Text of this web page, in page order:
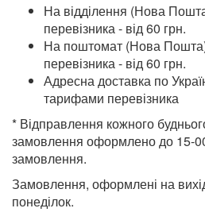
На відділення (Нова
перевізника - від 60 грн.
На поштомат (Нова
перевізника - від 60 грн.
Адресна доставка по
тарифами перевізника
* Відправлення кожного
замовлення оформлено до 15-
замовлення.
Замовлення, оформлені на
понеділок.